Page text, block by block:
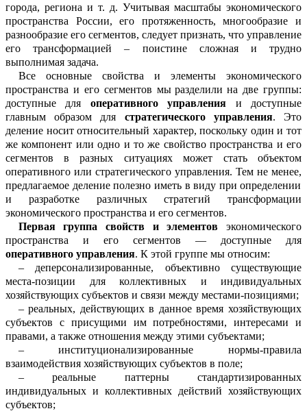
города, региона и т. д. Учитывая масштабы экономического
пространства России, его протяженность, многообразие и
разнообразие его сегментов, следует признать, что управление
еготрансформацией– поистине сложная и трудно
выполнимая задача.
Все основные свойства и элементы экономического
пространства и его сегментов мы разделили на две группы:
доступные для оперативного управления и доступные
главным образом для стратегического управления. Это
деление носит относительный характер, поскольку один и тот
же компонент или одно и то же свойство пространства и его
сегментов
в разных ситуациях может стать объектом
оперативного или стратегического управления. Тем не менее,
предлагаемое деление полезно иметь в виду при определении
и разработке различных стратегий трансформации
экономического пространства и его сегментов.
Первая группа свойств и элементов экономического
пространства и его сегментов — доступные для
оперативного управления. К этой группе мы относим:
–
деперсонализированные, объективно существующие
места-позиции для коллективных и индивидуальных
хозяйствующих субъектов и связи между местами-позициями;
– реальных, действующих в данное время хозяйствующих
субъектов с присущими им потребностями, интересами и
правами, а также отношения между этими субъектами;
–
институционализированные нормы-правила
взаимодействия хозяйствующих субъектов в поле;
–
реальные паттерны стандартизированных
индивидуальных и коллективных действий хозяйствующих
субъектов;